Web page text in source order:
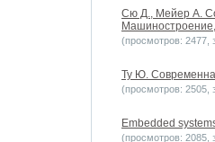
Сю Д., Мейер А.
(просмотров: 2477,
Ту Ю.
(просмотров: 2505,
Embedded
(просмотров: 2085,